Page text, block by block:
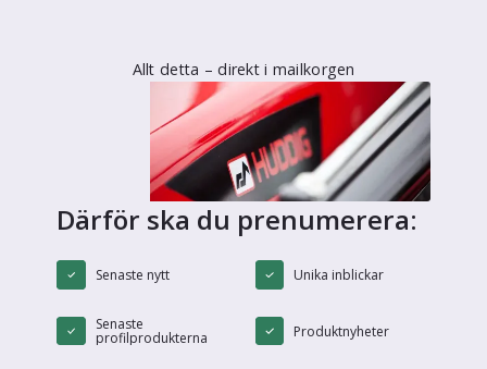
Allt detta – direkt i mailkorgen
Därför ska du prenumerera:
Senaste nytt Unika inblickar
Senaste
profilprodukterna Produktnyheter